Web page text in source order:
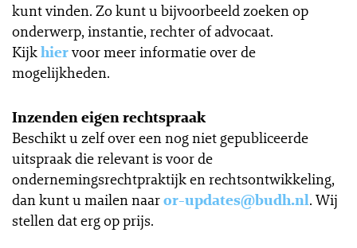
kunt vinden. Zo kunt u bijvoorbeeld zoeken op
onderwerp, instantie, rechter of advocaat.
Kijkhiervoor meer informatie over de
mogelijkheden.
Inzenden eigen rechtspraak
Beschikt u zelf over een nog niet gepubliceerde
uitspraak die relevant is voor de
ondernemingsrechtpraktijk en rechtsontwikkeling,
dan kunt u mailen naaror-updates@budh.nl. Wij
stellen dat erg op prijs.